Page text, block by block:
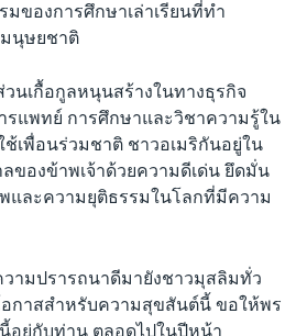
มของการศึกษาเล่าเรียนที่ทำ
นุษยชาติ
นเกื้อกูลหนุนสร้างในทางธุรกิจ
รแพทย์ การศึกษาและวิชาความรู้ใน
เพื่อนร่วมชาติ ชาวอเมริกันอยู่ใน
ของข้าพเจ้าด้วยความดีเด่น ยึดมั่น
และความยุติธรรมในโลกที่มีความ
ามปรารถนาดีมายังชาวมุสลิมทั่ว
อกาสสำหรับความสุขสันต์นี้ ขอให้พร
อยู่กับท่าน ตลอดไปในปีหน้า